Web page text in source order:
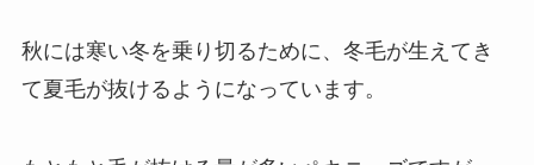
秋には寒い冬を乗り切るために、冬毛が生えてき
て夏毛が抜けるようになっています。